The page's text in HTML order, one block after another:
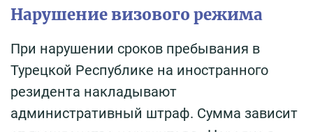
Нарушение визового режима
При нарушении сроков пребывания в
Турецкой Республике на иностранного
резидента накладывают
административный штраф. Сумма зависит